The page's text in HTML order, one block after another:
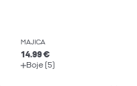
MAJICA
14.99 €
Boje (5)